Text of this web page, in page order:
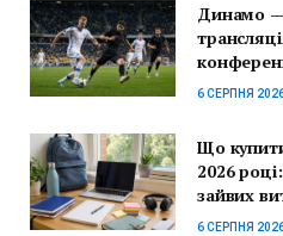
Динамо
6 СЕРПНЯ
Що
2026
зайвих
6 СЕРПНЯ